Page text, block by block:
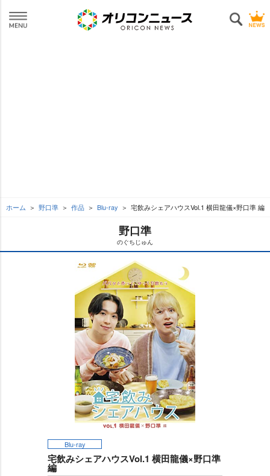
ホーム 野口準 作品 Blu-ray 宅飲みシェアハウスVol.1 横田龍儀×野口準 編
野口準
のぐちじゅん
Blu-ray
宅飲みシェアハウスVol.1 横田龍儀×野口準
編